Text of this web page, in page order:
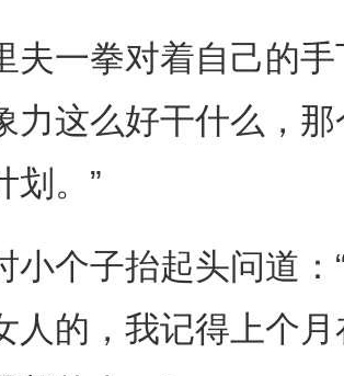
一拳对着自己的手
力这么好干什么，
划。”
子抬起头问道：“
人的，我记得上个